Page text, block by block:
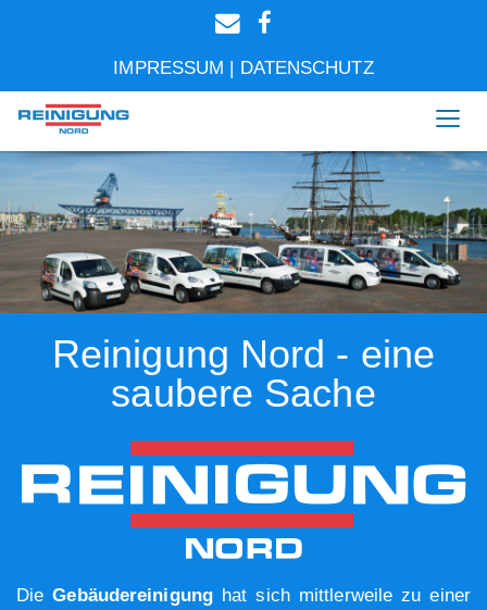
IMPRESSUM | DATENSCHUTZ
Reinigung Nord - eine
saubere Sache
DieGebäudereinigung hat sich mittlerweile zu einer